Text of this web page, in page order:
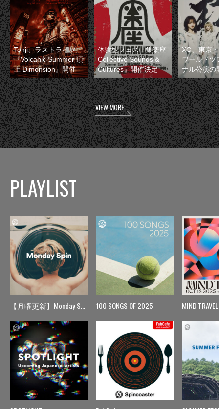
Tohji、ラストライブ
『Volcanic Summer 頂
上 Dimension』開催
体験型フェス『集楽座
Collective Sounds &
Cultures』開催決定
XG、東京
ワールドツ
ナル公演の
VIEW MORE
PLAYLIST
【月曜更新】Monday Spin 100 SONGS OF 2025 MIND TRAVEL